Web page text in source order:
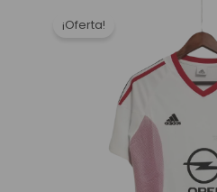
¡Oferta!